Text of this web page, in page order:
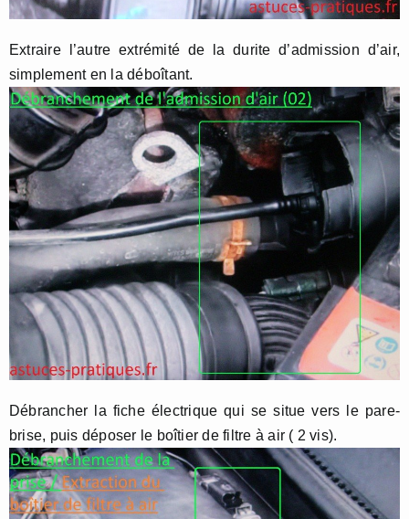
Extraire l’autre extrémité de la durite d’admission d’air,
simplement en la déboîtant.
Débrancher la fiche électrique qui se situe vers le pare-
brise, puis déposer le boîtier de filtre à air ( 2 vis).